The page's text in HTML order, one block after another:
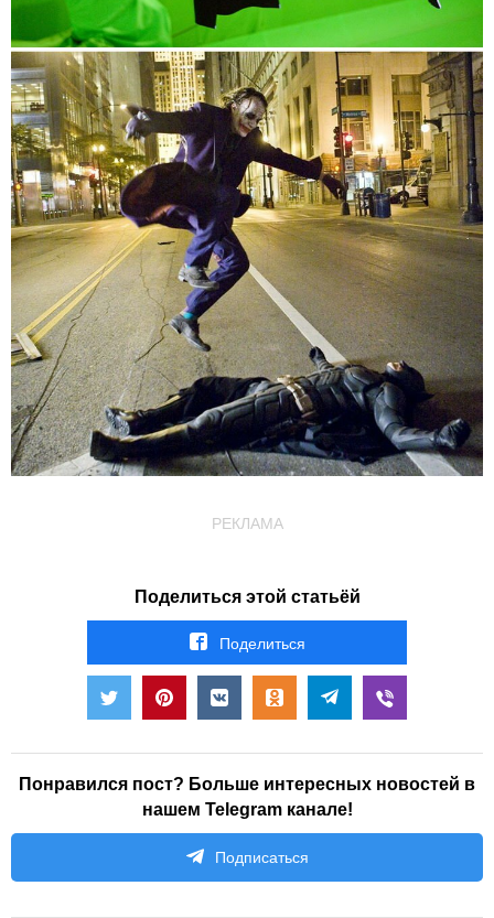
РЕКЛАМА
Поделиться этой статьёй
Поделиться
Понравился пост? Больше интересных новостей в
нашем Telegram канале!
Подписаться